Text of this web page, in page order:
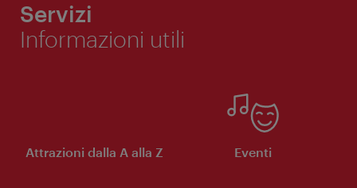
Servizi
Informazioni utili
Attrazioni dalla A alla Z Eventi